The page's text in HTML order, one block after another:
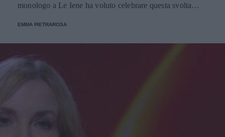
monologo a Le Iene ha voluto celebrare questa svolta
voleva raccontare di donne che hanno coltivato il loro
EMMA PIETRAROSA